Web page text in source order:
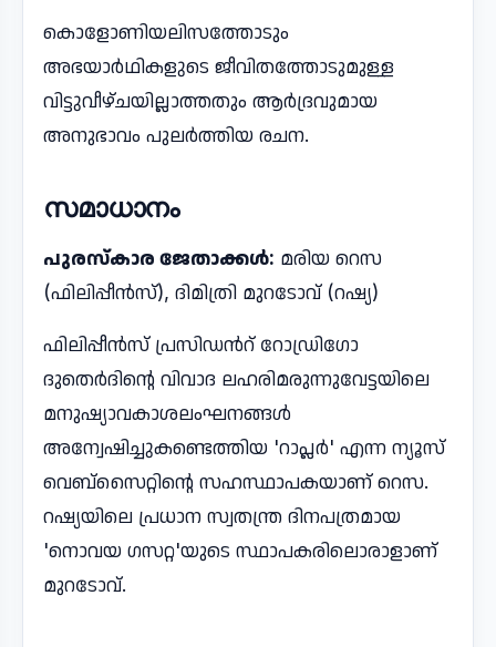
കൊളോണിയലിസത്തോടും
അഭയാര്‍ഥികളുടെ ജീവിതത്തോടുമുള്ള
വിട്ടുവീഴ്ചയില്ലാത്തതും ആര്‍ദ്രവുമായ
അനുഭാവം പുലർത്തിയ രചന.
സമാധാനം
പുരസ്​കാര ജേതാക്കൾ: മരിയ റെസ
(ഫിലിപ്പീൻസ്​), ദിമിത്രി മുറടോവ്​ (റഷ്യ)
ഫിലിപ്പീൻസ് പ്രസിഡൻറ്​ റോഡ്രിഗോ
ദുതെർദിന്റെ വിവാദ ലഹരിമരുന്നുവേട്ടയിലെ
മനുഷ്യാവകാശലംഘനങ്ങൾ
അന്വേഷിച്ചുകണ്ടെത്തിയ 'റാപ്ലർ' എന്ന ന്യൂസ്
വെബ്സൈറ്റിന്റെ സഹസ്ഥാപകയാണ്​ റെസ.
റഷ്യയിലെ പ്രധാന സ്വതന്ത്ര ദിനപത്രമായ
'നൊവയ ഗസറ്റ'യുടെ സ്ഥാപകരിലൊരാളാണ്​
മുറടോവ്.